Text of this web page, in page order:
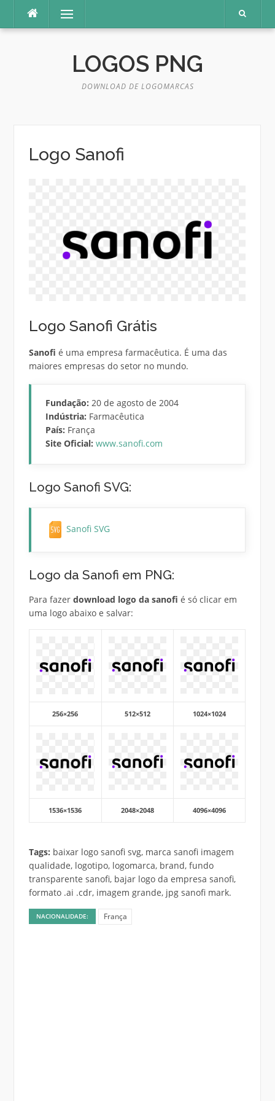
o
Menu
LOGOS PNG
DOWNLOAD DE LOGOMARCAS
Logo Sanofi
Logo Sanofi Grátis
Sanofi é uma empresa farmacêutica. É uma das
maiores empresas do setor no mundo.
Fundação: 20 de agosto de 2004
Indústria: Farmacêutica
País: França
Site Oficial: www.sanofi.com
Logo Sanofi SVG:
Sanofi SVG
Logo da Sanofi em PNG:
Para fazer download logo da sanofi é só clicar em
uma logo abaixo e salvar:
256×256 512×512 1024×1024
1536×1536 2048×2048 4096×4096
Tags: baixar logo sanofi svg, marca sanofi imagem
qualidade, logotipo, logomarca, brand, fundo
transparente sanofi, bajar logo da empresa sanofi,
formato .ai .cdr, imagem grande, jpg sanofi mark.
NACIONALIDADE: França